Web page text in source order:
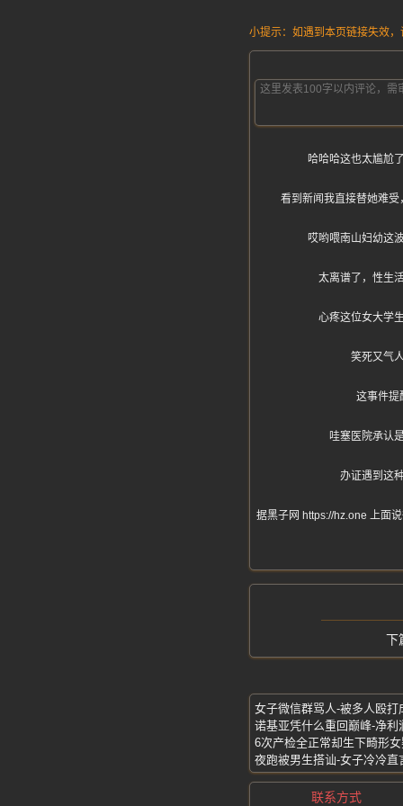
小提示：如遇到本页链接失效
哈哈哈这也太尴尬
看到新闻我直接替她难受
哎哟喂南山妇幼这
太离谱了，性生
心疼这位女大学
笑死又气
这事件提
哇塞医院承认
办证遇到这
据黑子网 https://hz.one 上面
女子微信群骂人-被多人殴
夜跑被男生搭讪-女子冷冷
联系方式